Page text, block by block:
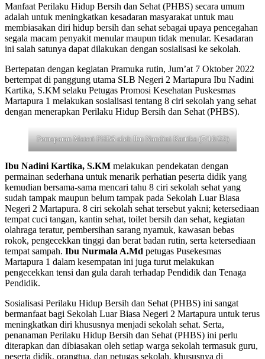
Manfaat Perilaku Hidup Bersih dan Sehat (PHBS) secara umum
adalah untuk meningkatkan kesadaran masyarakat untuk mau
membiasakan diri hidup bersih dan sehat sebagai upaya pencegahan
segala macam penyakit menular maupun tidak menular. Kesadaran
ini salah satunya dapat dilakukan dengan sosialisasi ke sekolah.
Bertepatan dengan kegiatan Pramuka rutin, Jum’at 7 Oktober 2022
bertempat di panggung utama SLB Negeri 2 Martapura Ibu Nadini
Kartika, S.KM selaku Petugas Promosi Kesehatan Puskesmas
Martapura 1 melakukan sosialisasi tentang 8 ciri sekolah yang sehat
dengan menerapkan Perilaku Hidup Bersih dan Sehat (PHBS).
Pemaparan Materi PHBS oleh Ibu Nandini Kartika (7/10/22)
Ibu Nadini Kartika, S.KM melakukan pendekatan dengan
permainan sederhana untuk menarik perhatian peserta didik yang
kemudian bersama-sama mencari tahu 8 ciri sekolah sehat yang
sudah tampak maupun belum tampak pada Sekolah Luar Biasa
Negeri 2 Martapura. 8 ciri sekolah sehat tersebut yakni; ketersediaan
tempat cuci tangan, kantin sehat, toilet bersih dan sehat, kegiatan
olahraga teratur, pembersihan sarang nyamuk, kawasan bebas
rokok, pengecekkan tinggi dan berat badan rutin, serta ketersediaan
tempat sampah. Ibu Nurmala A.Md petugas Pusekesmas
Martapura 1 dalam kesempatan ini juga turut melakukan
pengecekkan tensi dan gula darah terhadap Pendidik dan Tenaga
Pendidik.
Sosialisasi Perilaku Hidup Bersih dan Sehat (PHBS) ini sangat
bermanfaat bagi Sekolah Luar Biasa Negeri 2 Martapura untuk terus
meningkatkan diri khususnya menjadi sekolah sehat. Serta,
penanaman Perilaku Hidup Bersih dan Sehat (PHBS) ini perlu
diterapkan dan dibiasakan oleh setiap warga sekolah termasuk guru,
peserta didik, orangtua, dan petugas sekolah, khususnya di